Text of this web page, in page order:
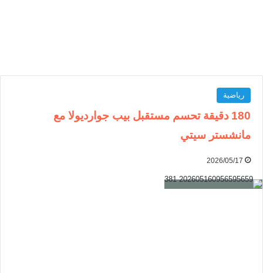
رياضية
180 دقيقة تحسم مستقبل بيب جوارديولا مع
مانشستر سيتي
2026/05/17